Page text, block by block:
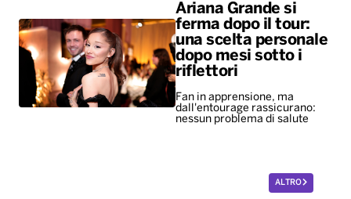
Ariana Grande si
ferma dopo il tour:
una scelta personale
dopo mesi sotto i
riflettori
Fan in apprensione, ma
dall'entourage rassicurano:
nessun problema di salute
ALTRO